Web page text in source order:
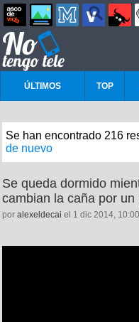
ÚLTIMOS TOP
Se han encontrado 216
de nuevo
Se queda dormido
cambian la caña por
por alexeldecai el 1 dic 2014, 10:00